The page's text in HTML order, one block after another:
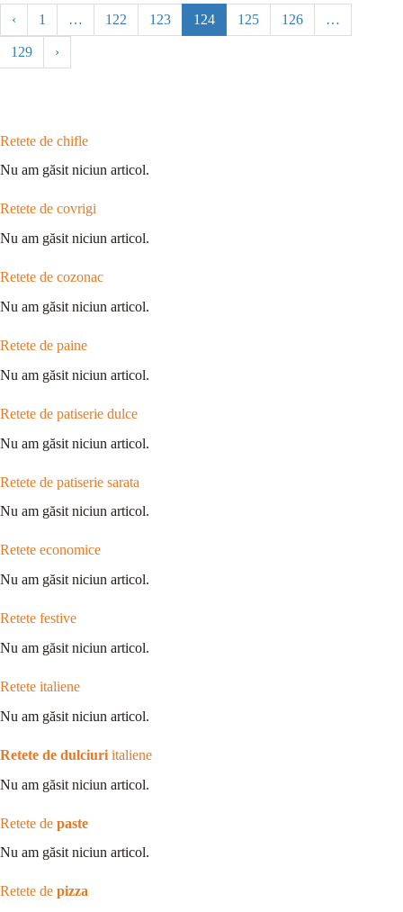
‹ 1 … 122 123 124 125 126 …
129 ›
Retete de chifle
Nu am găsit niciun articol.
Retete de covrigi
Nu am găsit niciun articol.
Retete de cozonac
Nu am găsit niciun articol.
Retete de paine
Nu am găsit niciun articol.
Retete de patiserie dulce
Nu am găsit niciun articol.
Retete de patiserie sarata
Nu am găsit niciun articol.
Retete economice
Nu am găsit niciun articol.
Retete festive
Nu am găsit niciun articol.
Retete italiene
Nu am găsit niciun articol.
Retete de dulciuri italiene
Nu am găsit niciun articol.
Retete de paste
Nu am găsit niciun articol.
Retete de pizza